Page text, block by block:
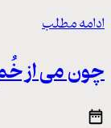
ادامه مطلب
چون می از